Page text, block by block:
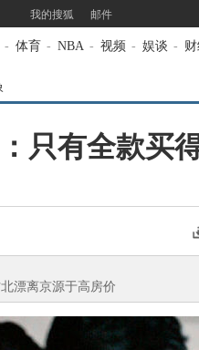
我的搜狐 邮件
- 体育 - NBA - 视频 - 娱谈 -
只有全款买
漂离京源于高房价